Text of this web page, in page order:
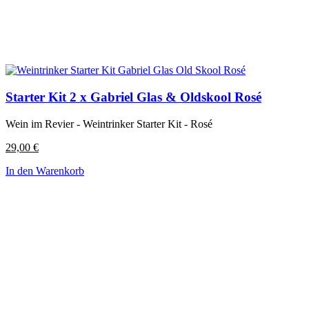
Starter Kit 2 x Gabriel Glas & Oldskool Rosé
Wein im Revier - Weintrinker Starter Kit - Rosé
29,00 €
In den Warenkorb